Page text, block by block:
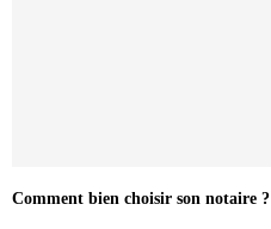
Comment bien choisir son notaire ?